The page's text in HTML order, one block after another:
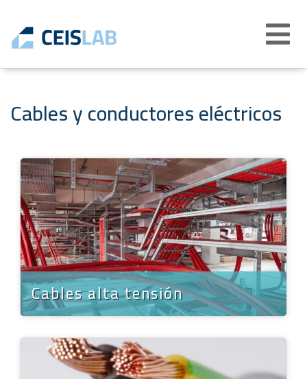
Abrir
menú
Cables y conductores eléctricos
Cables alta tensión